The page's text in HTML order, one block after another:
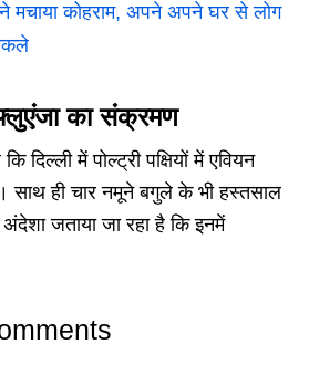
मचाया कोहराम, अपने अपने घर से लोग
का संक्रमण
दिल्ली में पोल्ट्री पक्षियों में एवियन
साथ ही चार नमूने बगुले के भी हस्तसाल
जताया जा रहा है कि इनमें